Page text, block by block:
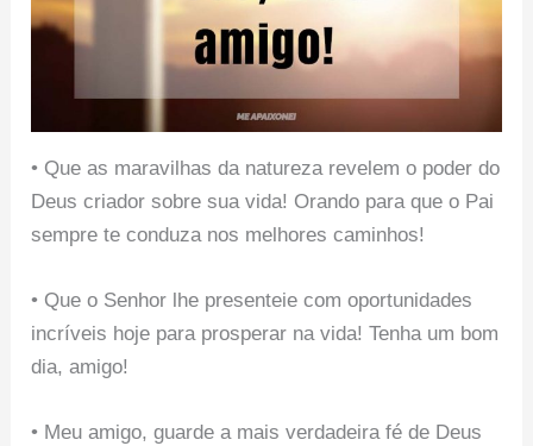
• Que as maravilhas da natureza revelem o poder do
Deus criador sobre sua vida! Orando para que o Pai
sempre te conduza nos melhores caminhos!
• Que o Senhor lhe presenteie com oportunidades
incríveis hoje para prosperar na vida! Tenha um bom
dia, amigo!
• Meu amigo, guarde a mais verdadeira fé de Deus